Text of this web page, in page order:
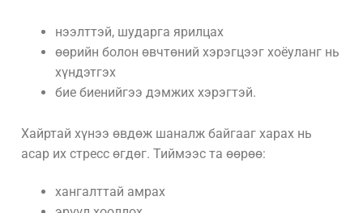
нээлттэй, шударга ярилцах
өөрийн болон өвчтөний хэрэгцээг хоёуланг нь
хүндэтгэх
бие биенийгээ дэмжих хэрэгтэй.
Хайртай хүнээ өвдөж шаналж байгааг харах нь
асар их стресс өгдөг. Тиймээс та өөрөө:
хангалттай амрах